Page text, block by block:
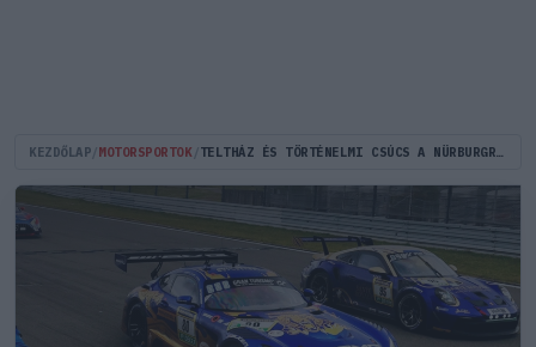
KEZDŐLAP MOTORSPORTOK TELTHÁZ ÉS TÖRTÉNELMI CSÚCS A NÜRBURGRINGI 24 ÓRÁS FUTAMON